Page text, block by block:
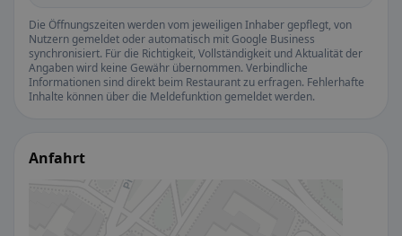
Die Öffnungszeiten werden vom jeweiligen Inhaber gepflegt, von
Nutzern gemeldet oder automatisch mit Google Business
synchronisiert. Für die Richtigkeit, Vollständigkeit und Aktualität der
Angaben wird keine Gewähr übernommen. Verbindliche
Informationen sind direkt beim Restaurant zu erfragen. Fehlerhafte
Inhalte können über die Meldefunktion gemeldet werden.
Anfahrt